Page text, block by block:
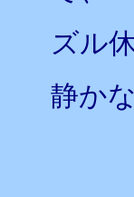
ズル
静か